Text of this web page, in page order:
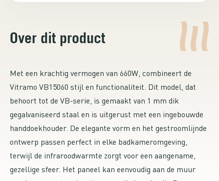
Over dit product
Met een krachtig vermogen van 660W, combineert de
Vitramo VB15060 stijl en functionaliteit. Dit model, dat
behoort tot de VB-serie, is gemaakt van 1 mm dik
gegalvaniseerd staal en is uitgerust met een ingebouwde
handdoekhouder. De elegante vorm en het gestroomlijnde
ontwerp passen perfect in elke badkameromgeving,
terwijl de infraroodwarmte zorgt voor een aangename,
gezellige sfeer. Het paneel kan eenvoudig aan de muur